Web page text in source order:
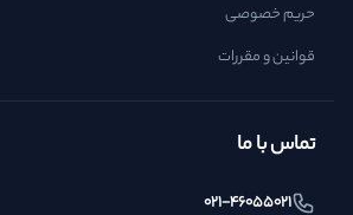
حریم خصوصی
قوانین و مقررات
تماس با ما
021-46055021